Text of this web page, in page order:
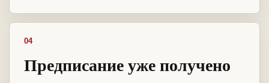
04
Предписание уже получено